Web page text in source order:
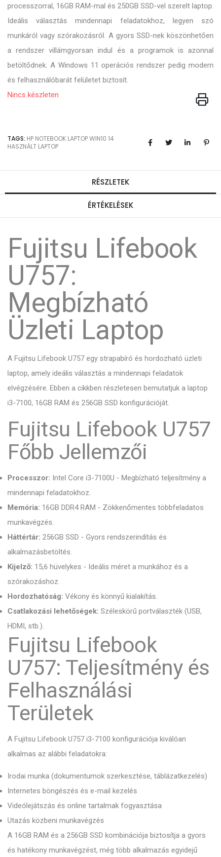
processzorral, 16GB RAM-mal és 250GB SSD-vel szerelt laptop.
Ideális választás mindennapi feladatokhoz, legyen szó
munkáról vagy szórakozásról. A gyors SSD-nek köszönhetően
a rendszer villámgyorsan indul és a programok is azonnal
betöltődnek. A Windows 11 operációs rendszer pedig modern
és felhasználóbarát felületet biztosít.
Nincs készleten
TAGS: HP NOTEBOOK LAPTOPWIN10 14
HASZNÁLT LAPTOP
RÉSZLETEK
ÉRTÉKELÉSEK
Fujitsu Lifebook
U757:
Megbízható
Üzleti Laptop
A Fujitsu Lifebook U757 egy strapabíró és hordozható üzleti
laptop, amely ideális választás a mindennapi feladatok
elvégzésére. Ebben a cikkben részletesen bemutatjuk a laptop
i3-7100, 16GB RAM és 256GB SSD konfigurációját.
Fujitsu Lifebook U757
Főbb Jellemzői
Processzor: Intel Core i3-7100U - Megbízható teljesítmény a
mindennapi feladatokhoz.
Memória: 16GB DDR4 RAM - Zökkenőmentes többfeladatos
munkavégzés.
Háttértár: 256GB SSD - Gyors rendszerindítás és
alkalmazásbetöltés.
Kijelző: 15,6 hüvelykes - Ideális méret a munkához és a
szórakozáshoz.
Hordozhatóság: Vékony és könnyű kialakítás.
Csatlakozási lehetőségek: Széleskörű portválaszték (USB,
HDMI, stb.).
Fujitsu Lifebook
U757: Teljesítmény és
Felhasználási
Területek
A Fujitsu Lifebook U757 i3-7100 konfigurációja kiválóan
alkalmas az alábbi feladatokra:
Irodai munka (dokumentumok szerkesztése, táblázatkezelés)
Internetes böngészés és e-mail kezelés
Videólejátszás és online tartalmak fogyasztása
Utazás közbeni munkavégzés
A 16GB RAM és a 256GB SSD kombinációja biztosítja a gyors
és hatékony munkavégzést, még több alkalmazás egyidejű